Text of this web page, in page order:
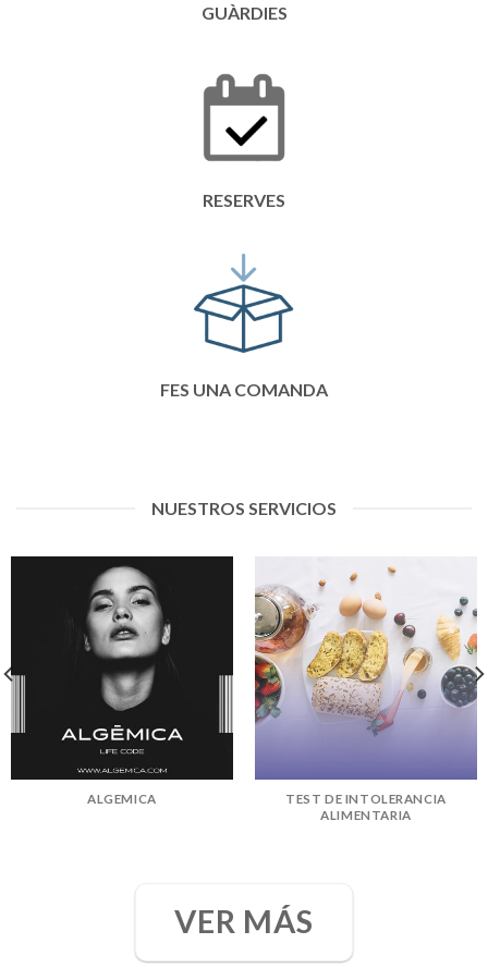
GUÀRDIES
RESERVES
FES UNA COMANDA
NUESTROS SERVICIOS
ALGEMICA
TEST DE INTOLERANCIA
ALIMENTARIA
VER MÁS